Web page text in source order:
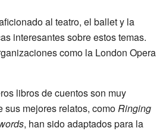
al teatro, el ballet y la
interesantes sobre estos temas.
como la London Opera
libros de cuentos son muy
sus mejores relatos, comoRinging
, han sido adaptados para la